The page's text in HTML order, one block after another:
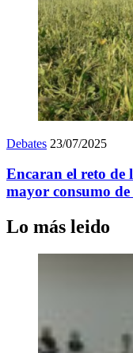
Debates 23/07/2025
Encaran el reto de
mayor consumo de
Lo más leido